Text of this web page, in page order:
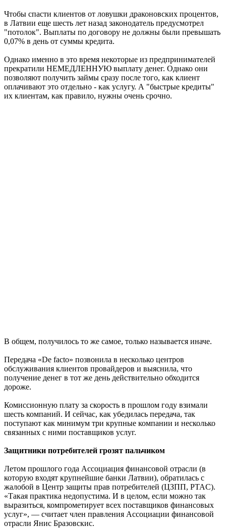
Чтобы спасти клиентов от ловушки драконовских процентов,
в Латвии еще шесть лет назад законодатель предусмотрел
"потолок". Выплаты по договору не должны были превышать
0,07% в день от суммы кредита.
Однако именно в это время некоторые из предпринимателей
прекратили НЕМЕДЛЕННУЮ выплату денег. Однако они
позволяют получить займы сразу после того, как клиент
оплачивают это отдельно - как услугу. А "быстрые кредиты"
их клиентам, как правило, нужны очень срочно.
В общем, получилось то же самое, только называется иначе.
Передача «De facto» позвонила в несколько центров
обслуживания клиентов провайдеров и выяснила, что
получение денег в тот же день действительно обходится
дороже.
Комиссионную плату за скорость в прошлом году взимали
шесть компаний. И сейчас, как убедилась передача, так
поступают как минимум три крупные компании и несколько
связанных с ними поставщиков услуг.
Защитники потребителей грозят пальчиком
Летом прошлого года Ассоциация финансовой отрасли (в
которую входят крупнейшие банки Латвии), обратилась с
жалобой в Центр защиты прав потребителей (ЦЗПП, PTAC).
«Такая практика недопустима. И в целом, если можно так
выразиться, компрометирует всех поставщиков финансовых
услуг», — считает член правления Ассоциации финансовой
отрасли Янис Бразовскис.